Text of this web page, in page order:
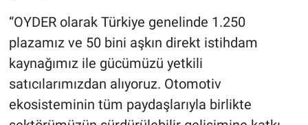
“OYDER olarak Türkiye genelinde 1.250
plazamız ve 50 bini aşkın direkt istihdam
kaynağımız ile gücümüzü yetkili
satıcılarımızdan alıyoruz. Otomotiv
ekosisteminin tüm paydaşlarıyla birlikte